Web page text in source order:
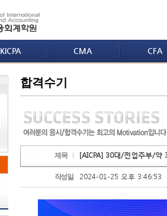
KICPA CMA CFA
합격수기
제목 [AICPA] 30대/전업주부/약
작성일 2024-01-25 오후 3:46:53